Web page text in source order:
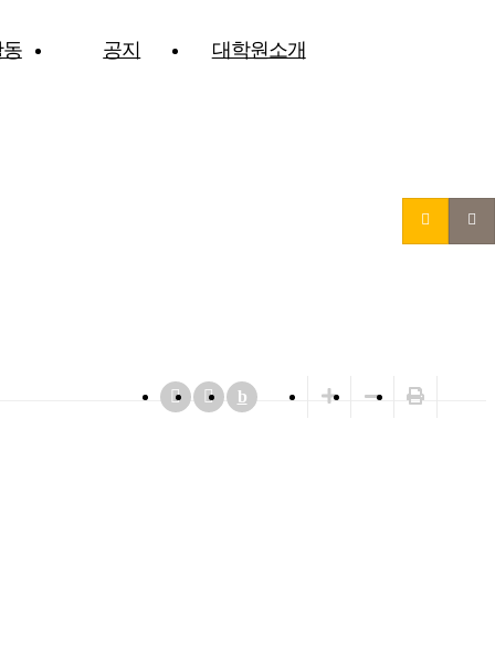
공지 대학원소개
b